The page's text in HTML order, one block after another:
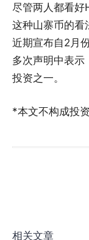
尽管两人都看好
这种山寨币的
近期宣布自2月
多次声明中表示
投资之一。
*本文不构成投资
相关文章